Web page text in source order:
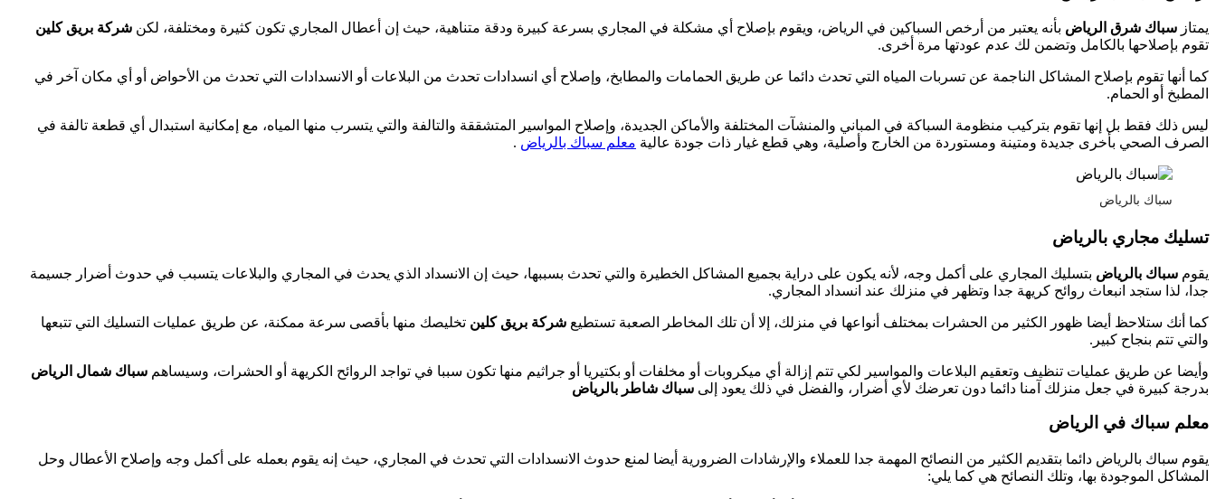
يمتاز سباك شرق الرياض بأنه يعتبر من أرخص السباكين في الرياض، ويقوم بإصلاح أي مشكلة في المجاري بسرعة كبيرة ودقة متناهية، حيث إن أعطال المجاري تكون كثيرة ومختلفة، لكن شركة بريق كلين
تقوم بإصلاحها بالكامل وتضمن لك عدم عودتها مرة أخرى.
كما أنها تقوم بإصلاح المشاكل الناجمة عن تسربات المياه التي تحدث دائما عن طريق الحمامات والمطابخ، وإصلاح أي انسدادات تحدث من البلاعات أو الانسدادات التي تحدث من الأحواض أو أي مكان آخر في
المطبخ أو الحمام.
ليس ذلك فقط بل إنها تقوم بتركيب منظومة السباكة في المباني والمنشآت المختلفة والأماكن الجديدة، وإصلاح المواسير المتشققة والتالفة والتي يتسرب منها المياه، مع إمكانية استبدال أي قطعة تالفة في
الصرف الصحي بأخرى جديدة ومتينة ومستوردة من الخارج وأصلية، وهي قطع غيار ذات جودة عالية معلم سباك بالرياض .
سباك بالرياض
تسليك مجاري بالرياض
يقوم سباك بالرياض بتسليك المجاري على أكمل وجه، لأنه يكون على دراية بجميع المشاكل الخطيرة والتي تحدث بسببها، حيث إن الانسداد الذي يحدث في المجاري والبلاعات يتسبب في حدوث أضرار جسيمة
جدا، لذا ستجد انبعاث روائح كريهة جدا وتظهر في منزلك عند انسداد المجاري.
كما أنك ستلاحظ أيضا ظهور الكثير من الحشرات بمختلف أنواعها في منزلك، إلا أن تلك المخاطر الصعبة تستطيع شركة بريق كلين تخليصك منها بأقصى سرعة ممكنة، عن طريق عمليات التسليك التي تتبعها
والتي تتم بنجاح كبير.
وأيضا عن طريق عمليات تنظيف وتعقيم البلاعات والمواسير لكي تتم إزالة أي ميكروبات أو مخلفات أو بكتيريا أو جراثيم منها تكون سببا في تواجد الروائح الكريهة أو الحشرات، وسيساهم سباك شمال الرياض
بدرجة كبيرة في جعل منزلك آمنا دائما دون تعرضك لأي أضرار، والفضل في ذلك يعود إلى سباك شاطر بالرياض
معلم سباك في الرياض
يقوم سباك بالرياض دائما بتقديم الكثير من النصائح المهمة جدا للعملاء والإرشادات الضرورية أيضا لمنع حدوث الانسدادات التي تحدث في المجاري، حيث إنه يقوم بعمله على أكمل وجه وإصلاح الأعطال وحل
المشاكل الموجودة بها، وتلك النصائح هي كما يلي: